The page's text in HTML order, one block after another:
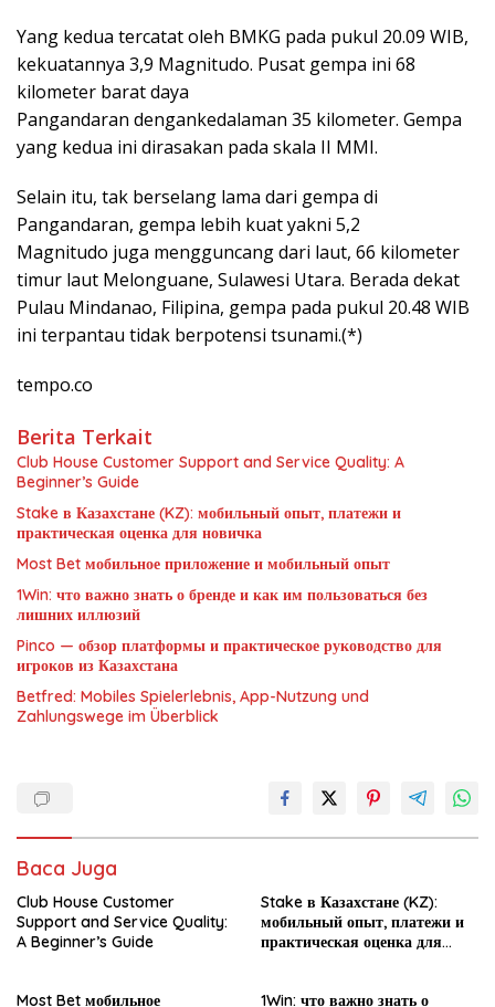
Yang kedua tercatat oleh BMKG pada pukul 20.09 WIB,
kekuatannya 3,9 Magnitudo. Pusat gempa ini 68
kilometer barat daya
Pangandaran dengankedalaman 35 kilometer. Gempa
yang kedua ini dirasakan pada skala II MMI.
Selain itu, tak berselang lama dari gempa di
Pangandaran, gempa lebih kuat yakni 5,2
Magnitudo juga mengguncang dari laut, 66 kilometer
timur laut Melonguane, Sulawesi Utara. Berada dekat
Pulau Mindanao, Filipina, gempa pada pukul 20.48 WIB
ini terpantau tidak berpotensi tsunami.(*)
tempo.co
Berita Terkait
Club House Customer Support and Service Quality: A
Beginner’s Guide
Stake в Казахстане (KZ): мобильный опыт, платежи и
практическая оценка для новичка
Most Bet мобильное приложение и мобильный опыт
1Win: что важно знать о бренде и как им пользоваться без
лишних иллюзий
Pinco — обзор платформы и практическое руководство для
игроков из Казахстана
Betfred: Mobiles Spielerlebnis, App-Nutzung und
Zahlungswege im Überblick
Baca Juga
Club House Customer
Support and Service Quality:
A Beginner’s Guide
Stake в Казахстане (KZ):
мобильный опыт, платежи и
практическая оценка для
Most Bet мобильное
1Win: что важно знать о